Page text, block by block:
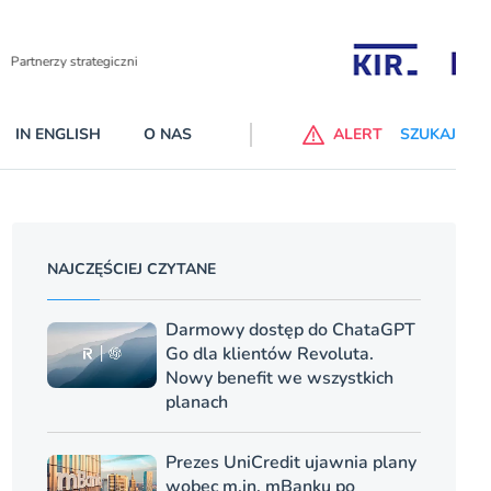
Partnerzy wspierający
IN ENGLISH O NAS ALERT SZUKAJ
NAJCZĘŚCIEJ CZYTANE
Darmowy dostęp do ChataGPT
Go dla klientów Revoluta.
Nowy benefit we wszystkich
planach
Prezes UniCredit ujawnia plany